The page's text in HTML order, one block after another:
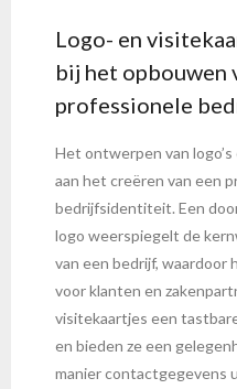
Logo- en
bij het opbouwen
professionele
Het ontwerpen van
aan het creëren van een
bedrijfsidentiteit. Een
logo weerspiegelt de
van een bedrijf,
voor klanten en
visitekaartjes een
en bieden ze een
manier contactgegevens